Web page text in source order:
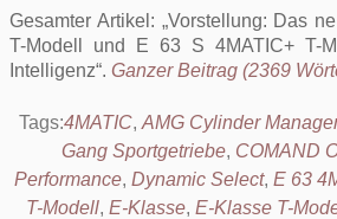
Gesamter Artikel:
Vorstellung: Das
T-Modell und E 63 S 4MATIC+ T-
Intelligenz . Ganzer Beitrag (2369
Tags:4MATIC, AMG Cylinder
Gang Sportgetriebe, COMAND
Performance, Dynamic Select, E 63
T-Modell, E-Klasse, E-Klasse T-